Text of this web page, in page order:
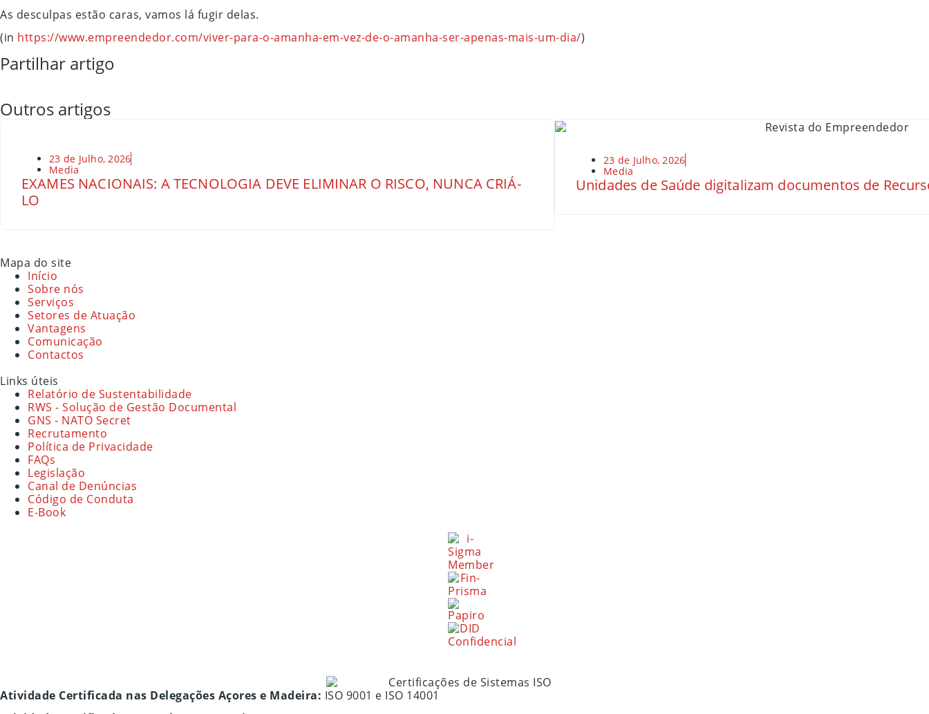
As desculpas estão caras, vamos lá fugir delas.
(in https://www.empreendedor.com/viver-para-o-amanha-em-vez-de-o-amanha-ser-apenas-mais-um-dia/)
Partilhar artigo
Outros artigos
23 de Julho, 2026
Media
EXAMES NACIONAIS: A TECNOLOGIA DEVE ELIMINAR O RISCO, NUNCA CRIÁ-
LO
23 de Julho, 2026
Media
Unidades de Saúde digitalizam documentos de
Mapa do site
Início
Sobre nós
Serviços
Setores de Atuação
Vantagens
Comunicação
Contactos
Links úteis
Relatório de Sustentabilidade
RWS - Solução de Gestão Documental
GNS - NATO Secret
Recrutamento
Política de Privacidade
FAQs
Legislação
Canal de Denúncias
Código de Conduta
E-Book
Atividade Certificada nas Delegações Açores e Madeira: ISO 9001 e ISO 14001